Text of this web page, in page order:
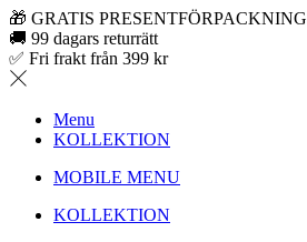
🎁 GRATIS PRESENTFÖRPACKNING
🚚 99 dagars returrätt
✅ Fri frakt från 399 kr
Menu
KOLLEKTION
MOBILE MENU
KOLLEKTION